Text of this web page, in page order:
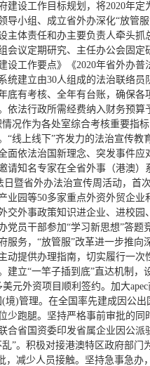
建设工作目标规划，将2020年
导小组、成立省外办深化“放管
主体责任和办主要负责人牵头
会议定期研究、主任办公会固
设工作要点》《2020年省外办
统建立由30人组成的法治联络
底有考核、全年有台账，确保
依法行政所需经费纳入财务预
况作为各处室综合考核重要指
“线上线下”齐发力的法治宣传
面依法治国新理念、突发事件
请知名专家在全省外事（港澳
日暨省外办法治宣传周活动，
业园等50多家重点外资外贸企
交外事政策知识进企业、进校
党员干部参加“学习新思想”答题
服务，“放管服”改革进一步推
动提供办理指南，切实履行一
建立“一竿子插到底”直达机制
元外资项目顺利签约。加大
境)管理。在全国率先建成因公
少跑腿。坚持严格事前审批的
合省国资委印发省属企业因公
”。积极对接港澳特区政府部
，减少人员接触。坚持急事急